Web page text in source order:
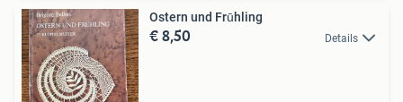
Ostern und Frūhling
€ 8,50 Details